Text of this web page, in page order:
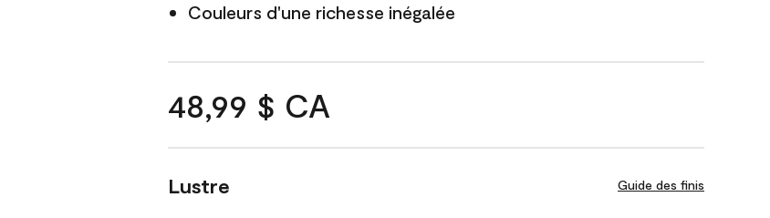
Couleurs d'une richesse inégalée
48,99 $ CA
Lustre Guide des finis